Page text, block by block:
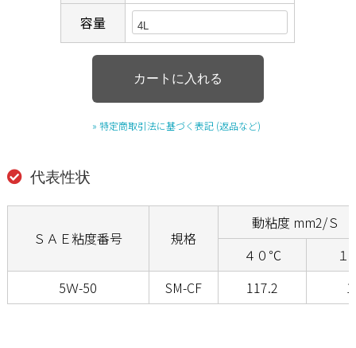
容量
» 特定商取引法に基づく表記 (返品など)
代表性状
ＳＡＥ粘度番号 規格
動粘度 mm2/Ｓ
４０℃
5Ｗ-50
SM-CF 117.2